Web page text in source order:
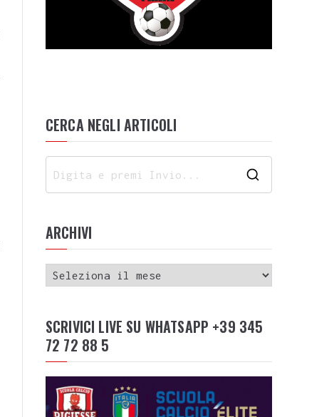
CERCA NEGLI ARTICOLI
ARCHIVI
SCRIVICI LIVE SU WHATSAPP +39 345
72 72 88 5